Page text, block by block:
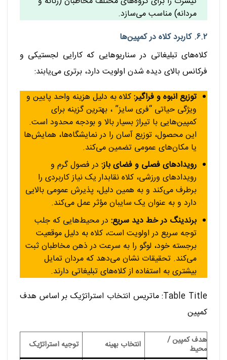
مردانه) مناسب می‌سازد.
۶.۲. کاربرد کلاه در کمپین‌ها
کلاه‌های تبلیغاتی در سناریوهایی که کارایی لجستیکی و
فرکانس بالای دیده شدن اولویت دارد، برتری می‌یابند:
توزیع انبوه و فراگیر:کلاه به دلیل هزینه واحد پایین و
ویژگی حیاتی “فری سایز” ، بهترین گزینه برای
کمپین‌هایی با تیراژ بسیار بالا و بودجه محدود است.
این محصول، توزیع آسان را در نمایشگاه‌ها، همایش‌ها
یا مکان‌های عمومی تضمین می‌کند.
رویدادهای فصلی و فضای باز:در فصول گرم و
رویدادهای ورزشی، کلاه نقابدار یک نیاز کاربردی را
برطرف می‌کند و به همین دلیل، پذیرش عمومی بالایی
دارد و به عنوان یک سایبان مؤثر عمل می‌کند.
برندینگ در خط دید سریع:در محیط‌هایی که جلب
توجه سریع در اولویت است، کلاه به دلیل موقعیت
برجسته خود، لوگو را به سرعت در ذهن مخاطبان ثبت
می‌کند. تحقیقات نشان می‌دهد که مردان تمایل
بیشتری به استفاده از کلاه‌های تبلیغاتی دارند.
Table Title: ماتریس انتخاب استراتژیک بر اساس هدف
کمپین
هدف کمپین /
محیط انتخاب بهینه توجیه استراتژیک